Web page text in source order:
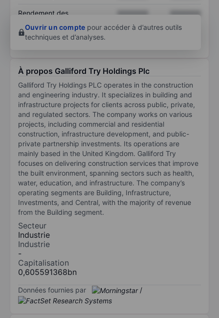
Rendement des
XXXXXXX
XXXXXXX
Ouvrir un compte pour accéder à d’autres outils
techniques et d’analyses.
À propos Galliford Try Holdings Plc
Galliford Try Holdings PLC operates in the construction
and engineering industry. It specializes in building and
infrastructure projects for clients across public, private,
and regulated sectors. The company works on various
projects, including commercial and residential
construction, infrastructure development, and public-
private partnership investments. Its operations are
mainly based in the United Kingdom. Galliford Try
focuses on delivering construction services that improve
the built environment, spanning sectors such as health,
water, education, and infrastructure. The company’s
operating segments are Building, Infrastructure,
Investments, and Central, with the majority of revenue
from the Building segment.
Secteur
Industrie
Industrie
-
Capitalisation
0,605591368bn
Données fournies par /